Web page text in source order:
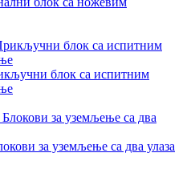
блок са испитним
за уземљење са два улаза